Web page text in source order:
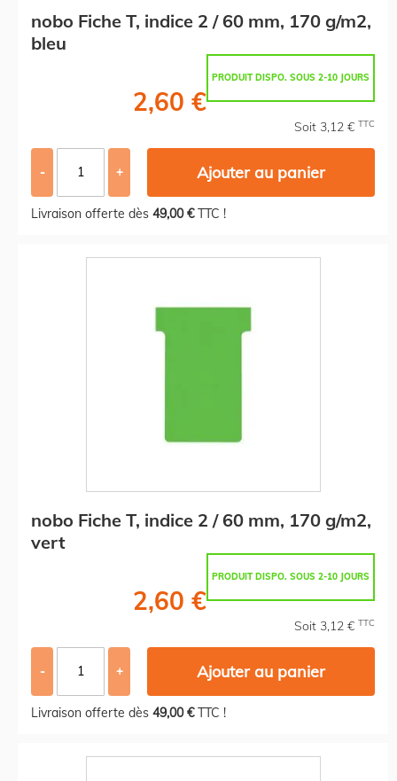
nobo Fiche T, indice 2 / 60 mm, 170 g/m2,
bleu
PRODUIT DISPO. SOUS 2-10 JOURS
2,60 €
Soit 3,12 € TTC
- + Ajouter au panier
Livraison offerte dès 49,00 €TTC !
nobo Fiche T, indice 2 / 60 mm, 170 g/m2,
vert
PRODUIT DISPO. SOUS 2-10 JOURS
2,60 €
Soit 3,12 € TTC
- + Ajouter au panier
Livraison offerte dès 49,00 €TTC !